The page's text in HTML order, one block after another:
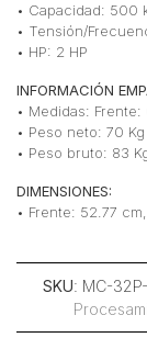
• Capacidad: 500
• Tensión/
• HP: 2 HP
INFORMACIÓN
• Medidas:
• Peso neto: 70 Kg
• Peso bruto: 83
DIMENSIONES:
• Frente: 52.77
SKU: MC-